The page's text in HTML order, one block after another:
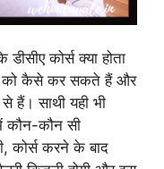
कोर्स क्या होता
को कैसे कर सकते हैं और
हैं। साथी यही भी
कौन-कौन सी
कोर्स करने के बाद